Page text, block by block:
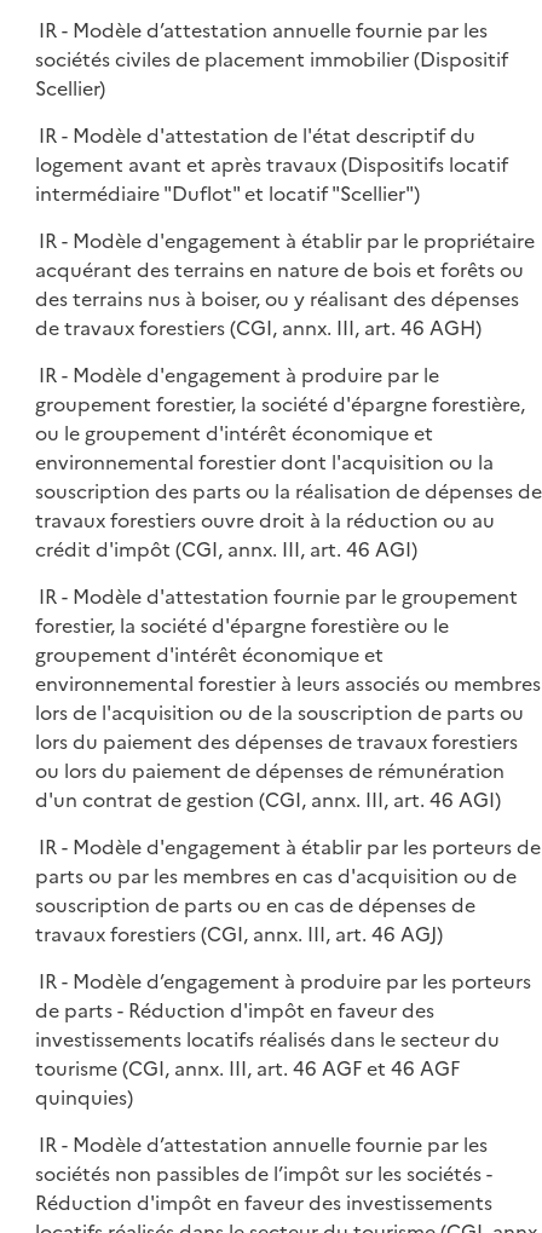
IR - Modèle d’attestation annuelle fournie par les
sociétés civiles de placement immobilier (Dispositif
Scellier)
IR - Modèle d'attestation de l'état descriptif du
logement avant et après travaux (Dispositifs locatif
intermédiaire "Duflot" et locatif "Scellier")
IR - Modèle d'engagement à établir par le propriétaire
acquérant des terrains en nature de bois et forêts ou
des terrains nus à boiser, ou y réalisant des dépenses
de travaux forestiers (CGI, annx. III, art. 46 AGH)
IR - Modèle d'engagement à produire par le
groupement forestier, la société d'épargne forestière,
ou le groupement d'intérêt économique et
environnemental forestier dont l'acquisition ou la
souscription des parts ou la réalisation de dépenses de
travaux forestiers ouvre droit à la réduction ou au
crédit d'impôt (CGI, annx. III, art. 46 AGI)
IR - Modèle d'attestation fournie par le groupement
forestier, la société d'épargne forestière ou le
groupement d'intérêt économique et
environnemental forestier à leurs associés ou membres
lors de l'acquisition ou de la souscription de parts ou
lors du paiement des dépenses de travaux forestiers
ou lors du paiement de dépenses de rémunération
d'un contrat de gestion (CGI, annx. III, art. 46 AGI)
IR - Modèle d'engagement à établir par les porteurs de
parts ou par les membres en cas d'acquisition ou de
souscription de parts ou en cas de dépenses de
travaux forestiers (CGI, annx. III, art. 46 AGJ)
IR - Modèle d’engagement à produire par les porteurs
de parts - Réduction d'impôt en faveur des
investissements locatifs réalisés dans le secteur du
tourisme (CGI, annx. III, art. 46 AGF et 46 AGF
quinquies)
IR - Modèle d’attestation annuelle fournie par les
sociétés non passibles de l’impôt sur les sociétés -
Réduction d'impôt en faveur des investissements